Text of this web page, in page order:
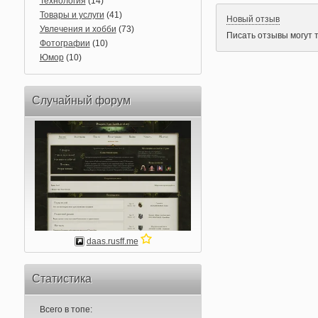
Товары и услуги (41)
Увлечения и хобби (73)
Фотографии (10)
Юмор(10)
Случайный форум
daas.rusff.me
Статистика
Всего в топе:
Новый отзыв
Писать отзывы могут